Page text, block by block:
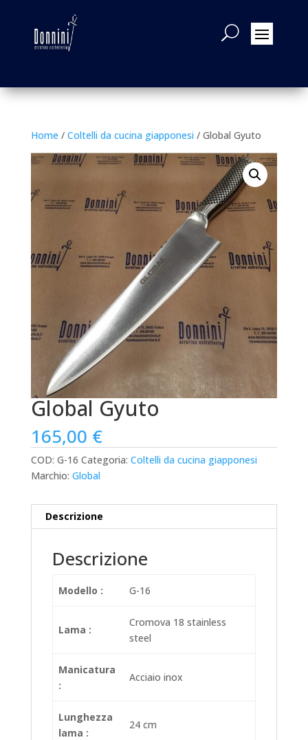
Home / Coltelli da cucina giapponesi / Global Gyuto
Global Gyuto
165,00 €
COD: G-16 Categoria: Coltelli da cucina giapponesi
Marchio: Global
Descrizione
Descrizione
Modello : G-16
Lama :
Cromova 18 stainless
steel
Manicatura
:
Acciaio inox
Lunghezza
lama :
24 cm